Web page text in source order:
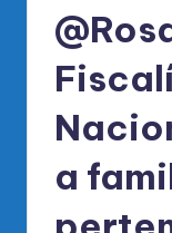
el
R
a